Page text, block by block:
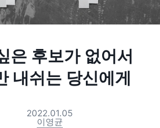
은 후보가 없어서
내쉬는 당신에게
2022.01.05
이영균